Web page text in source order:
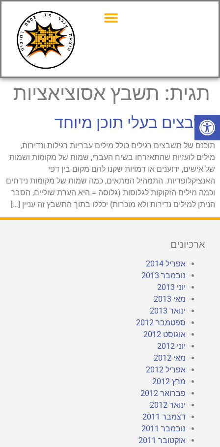
פתח סרגל נגישות
תגית: תשבץ אסוציאציות
תשבצים בעלי תוכן מיוחד
תוכנם של תשבצים רגילים כולל מילים עבריות רגילות ונדירות,
מילים לועזיות שהתאזרחו בשיח העברי, שמות של מקומות ושמות
של אישים, ידוענים או דמויות שקנו להם מקום בין דפי
האנציקלופדיות. התמהיל המתאים, כמה שמות של מקומות נידחים
וכמה מילים הזקוקות לגלוסות (גלוסה = היא הערת שוליים, הסבר
הניתן למילים נדירות ולא מוכרות) יכללו בתוך התשבץ זה עניין […]
ארכיונים
אפריל 2014
נובמבר 2013
יוני 2013
מאי 2013
ינואר 2013
ספטמבר 2012
אוגוסט 2012
יוני 2012
מאי 2012
אפריל 2012
מרץ 2012
פברואר 2012
ינואר 2012
דצמבר 2011
נובמבר 2011
אוקטובר 2011